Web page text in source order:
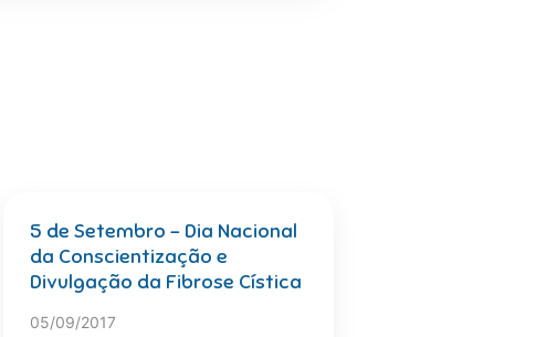
5 de Setembro – Dia Nacional
da Conscientização e
Divulgação da Fibrose Cística
05/09/2017